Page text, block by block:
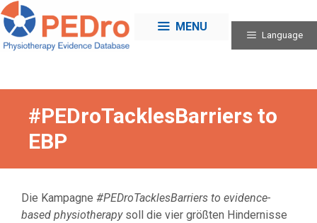
Skip
to
content
MENU
Language
#PEDroTacklesBarriers to
EBP
Die Kampagne #PEDroTacklesBarriers to evidence-
based physiotherapysoll die vier größten Hindernisse